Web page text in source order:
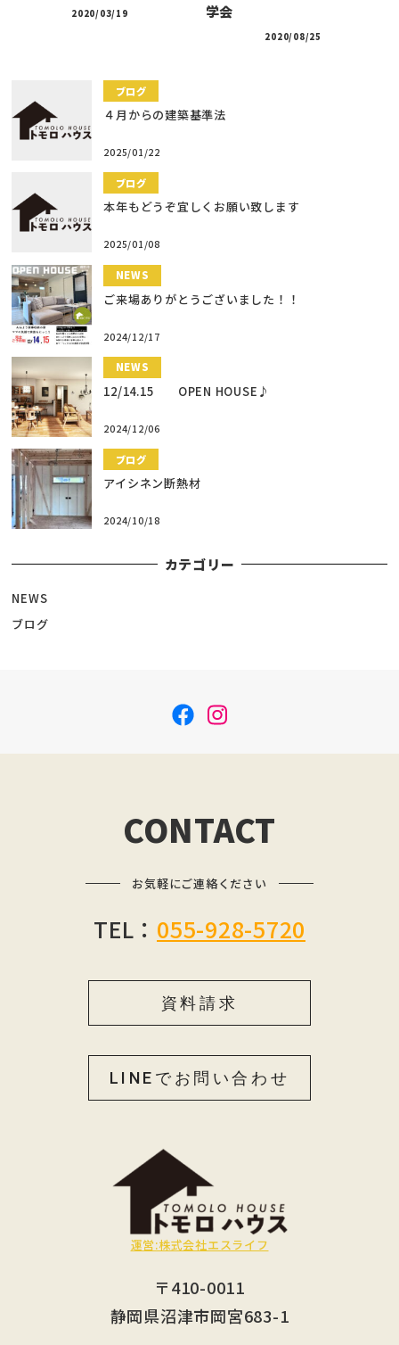
2020/03/19
学会
2020/08/25
ブログ
４月からの建築基準法
2025/01/22
ブログ
本年もどうぞ宜しくお願い致します
2025/01/08
NEWS
ご来場ありがとうございました！！
2024/12/17
NEWS
12/14.15 OPEN HOUSE♪
2024/12/06
ブログ
アイシネン断熱材
2024/10/18
カテゴリー
NEWS
ブログ
c
b
o
o
k
i
s
a
g
r
a
m
CONTACT
お気軽にご連絡ください
TEL： 055-928-5720
資料請求
LINEでお問い合わせ
運営:株式会社エスライフ
〒410-0011
静岡県沼津市岡宮683-1